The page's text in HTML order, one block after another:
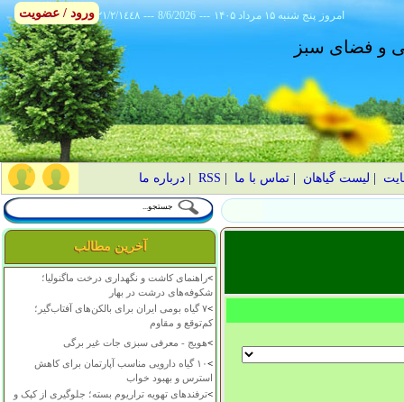
٢١/٢/١٤٤٨ --- 8/6/2026 --- ۱۴۰۵ پنج شنبه ۱۵ مرداد امروز
و فضای سبز
لیست گیاهان |تماس با ما RSS
|درباره ما
آخرین مطالب
>راهنمای کاشت و نگهداری درخت ماگنولیا؛
شکوفه‌های درشت در بهار
>
۷ گیاه بومی ایران برای بالکن‌های آفتاب‌گیر؛
کم‌توقع و مقاوم
>هویج - معرفی سبزی جات غیر برگی
>
۱۰ گیاه دارویی مناسب آپارتمان برای کاهش
استرس و بهبود خواب
>ترفندهای تهویه تراریوم بسته؛ جلوگیری از کپک و
ورود / عضویت